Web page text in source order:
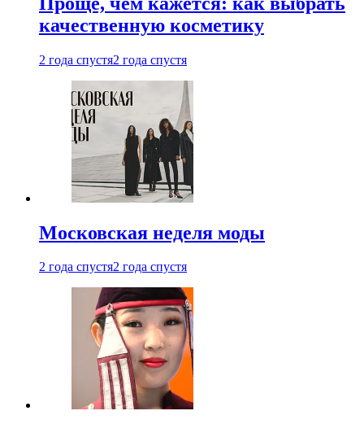
качественную косметику
2 года спустя2 года спустя
Московская неделя моды
2 года спустя2 года спустя